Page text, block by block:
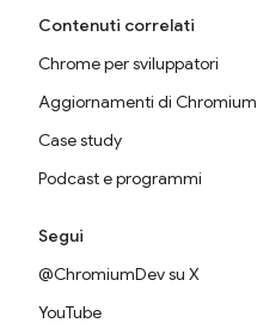
Contenuti correlati
Chrome per sviluppatori
Aggiornamenti di Chromium
Case study
Podcast e programmi
Segui
@ChromiumDev su X
YouTube